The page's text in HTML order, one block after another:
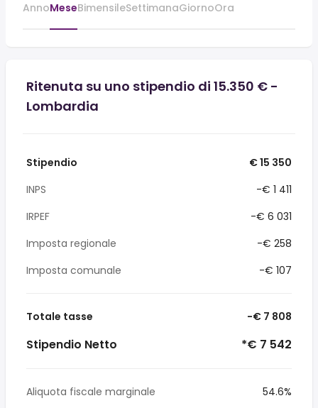
AnnoMeseBimensileSettimanaGiornoOra
Ritenuta su uno stipendio di 15.350 € -
Lombardia
Stipendio
€ 15 350
INPS
-€ 1 411
IRPEF
-€ 6 031
Imposta regionale
-€ 258
Imposta comunale
-€ 107
Totale tasse -€ 7 808
Stipendio Netto *€ 7 542
Aliquota fiscale marginale
54.6%